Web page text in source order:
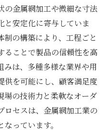
の金属網加工や微細な寸法
と安定化に寄与していま
制の構築により、工程ごと
ることで製品の信頼性を高
みは、多種多様な業界や用
供を可能にし、顧客満足度
場の技術力と柔軟なオーダ
ロセスは、金属網加工業の
っています。